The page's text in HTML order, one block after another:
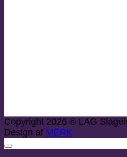
Copyright 2026 © LAG
Design af MËRK